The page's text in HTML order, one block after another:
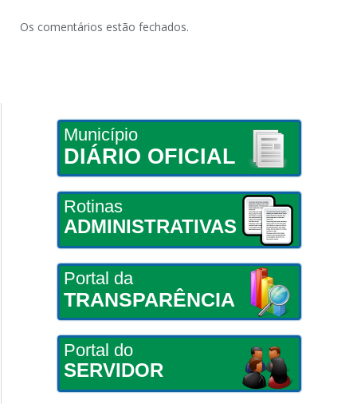
Os comentários estão fechados.
Município
DIÁRIO OFICIAL
Rotinas
ADMINISTRATIVAS
Portal da
TRANSPARÊNCIA
Portal do
SERVIDOR